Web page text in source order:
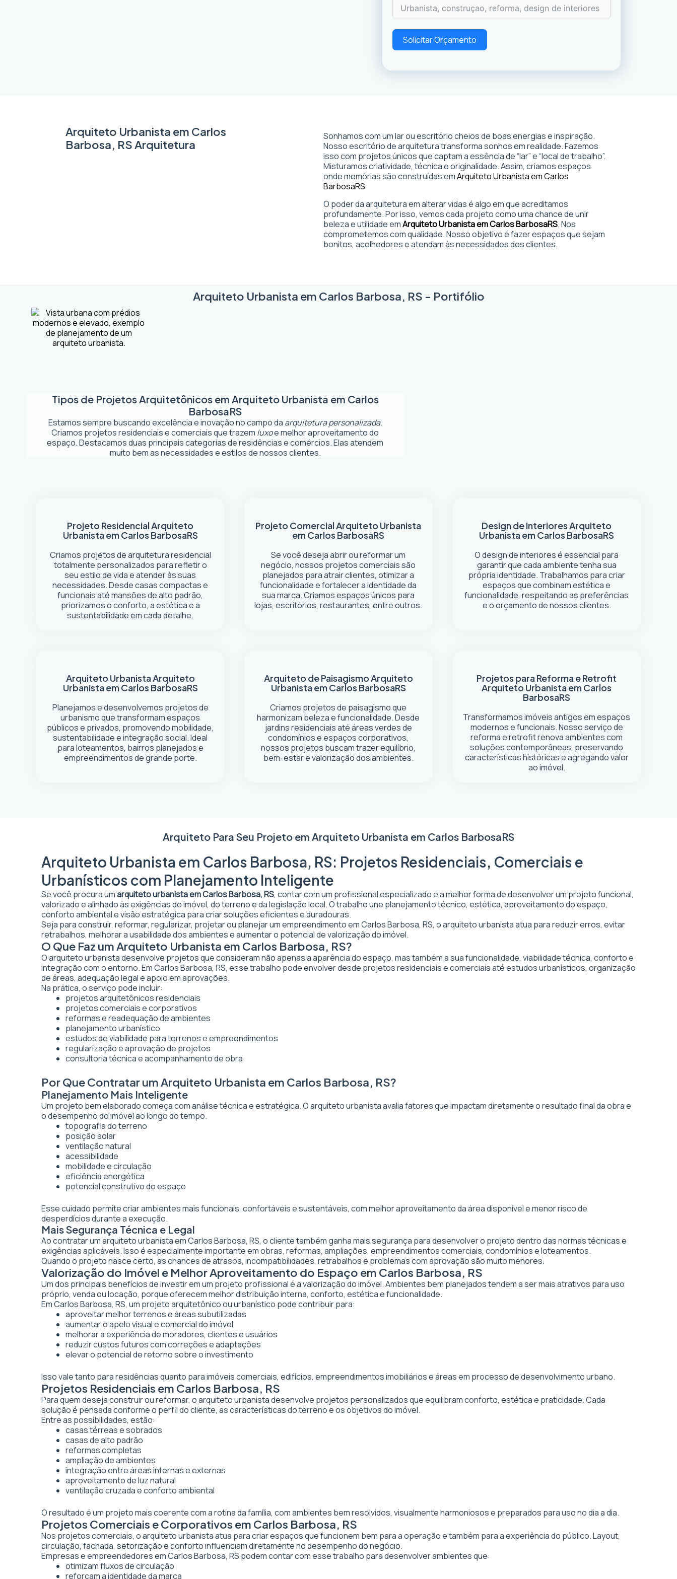
Solicitar Orçamento
Arquiteto Urbanista em Carlos
Barbosa, RS Arquitetura
Sonhamos com um lar ou escritório cheios de boas energias e inspiração.
Nosso escritório de arquitetura transforma sonhos em realidade. Fazemos
isso com projetos únicos que captam a essência de “lar” e “local de trabalho”.
Misturamos criatividade, técnica e originalidade. Assim, criamos espaços
onde memórias são construídas emArquiteto Urbanista em Carlos
BarbosaRS
O poder da arquitetura em alterar vidas é algo em que acreditamos
profundamente. Por isso, vemos cada projeto como uma chance de unir
beleza e utilidade emArquiteto Urbanista em Carlos BarbosaRS. Nos
comprometemos com qualidade. Nosso objetivo é fazer espaços que sejam
bonitos, acolhedores e atendam às necessidades dos clientes.
Arquiteto Urbanista em Carlos Barbosa, RS - Portifólio
Tipos de Projetos Arquitetônicos em Arquiteto Urbanista em Carlos
BarbosaRS
Estamos sempre buscando excelência e inovação no campo da arquitetura personalizada.
Criamos projetos residenciais e comerciais que trazem luxoe melhor aproveitamento do
espaço. Destacamos duas principais categorias de residências e comércios. Elas atendem
muito bem as necessidades e estilos de nossos clientes.
Projeto ResidencialArquiteto
Urbanista em Carlos BarbosaRS
Criamos projetos de arquitetura residencial
totalmente personalizados para refletir o
seu estilo de vida e atender às suas
necessidades. Desde casas compactas e
funcionais até mansões de alto padrão,
priorizamos o conforto, a estética e a
sustentabilidade em cada detalhe.
Projeto ComercialArquiteto Urbanista
em Carlos BarbosaRS
Se você deseja abrir ou reformar um
negócio, nossos projetos comerciais são
planejados para atrair clientes, otimizar a
funcionalidade e fortalecer a identidade da
sua marca. Criamos espaços únicos para
lojas, escritórios, restaurantes, entre outros.
Design de InterioresArquiteto
Urbanista em Carlos BarbosaRS
O design de interiores é essencial para
garantir que cada ambiente tenha sua
própria identidade. Trabalhamos para criar
espaços que combinam estética e
funcionalidade, respeitando as preferências
e o orçamento de nossos clientes.
Arquiteto UrbanistaArquiteto
Urbanista em Carlos BarbosaRS
Planejamos e desenvolvemos projetos de
urbanismo que transformam espaços
públicos e privados, promovendo mobilidade,
sustentabilidade e integração social. Ideal
para loteamentos, bairros planejados e
empreendimentos de grande porte.
Arquiteto de PaisagismoArquiteto
Urbanista em Carlos BarbosaRS
Criamos projetos de paisagismo que
harmonizam beleza e funcionalidade. Desde
jardins residenciais até áreas verdes de
condomínios e espaços corporativos,
nossos projetos buscam trazer equilíbrio,
bem-estar e valorização dos ambientes.
Projetos para Reforma e Retrofit
Arquiteto Urbanista em Carlos
BarbosaRS
Transformamos imóveis antigos em espaços
modernos e funcionais. Nosso serviço de
reforma e retrofit renova ambientes com
soluções contemporâneas, preservando
características históricas e agregando valor
ao imóvel.
Arquiteto Para Seu Projeto em Arquiteto Urbanista em Carlos BarbosaRS
Arquiteto Urbanista em Carlos Barbosa, RS: Projetos Residenciais, Comerciais e
Urbanísticos com Planejamento Inteligente
Se você procura umarquiteto urbanista em Carlos Barbosa, RS, contar com um profissional especializado é a melhor forma de desenvolver um projeto funcional,
valorizado e alinhado às exigências do imóvel, do terreno e da legislação local. O trabalho une planejamento técnico, estética, aproveitamento do espaço,
conforto ambiental e visão estratégica para criar soluções eficientes e duradouras.
Seja para construir, reformar, regularizar, projetar ou planejar um empreendimento em Carlos Barbosa, RS, o arquiteto urbanista atua para reduzir erros, evitar
retrabalhos, melhorar a usabilidade dos ambientes e aumentar o potencial de valorização do imóvel.
O Que Faz um Arquiteto Urbanista em Carlos Barbosa, RS?
O arquiteto urbanista desenvolve projetos que consideram não apenas a aparência do espaço, mas também a sua funcionalidade, viabilidade técnica, conforto e
integração com o entorno. Em Carlos Barbosa, RS, esse trabalho pode envolver desde projetos residenciais e comerciais até estudos urbanísticos, organização
de áreas, adequação legal e apoio em aprovações.
Na prática, o serviço pode incluir:
projetos arquitetônicos residenciais
projetos comerciais e corporativos
reformas e readequação de ambientes
planejamento urbanístico
estudos de viabilidade para terrenos e empreendimentos
regularização e aprovação de projetos
consultoria técnica e acompanhamento de obra
Por Que Contratar um Arquiteto Urbanista em Carlos Barbosa, RS?
Planejamento Mais Inteligente
Um projeto bem elaborado começa com análise técnica e estratégica. O arquiteto urbanista avalia fatores que impactam diretamente o resultado final da obra e
o desempenho do imóvel ao longo do tempo.
topografia do terreno
posição solar
ventilação natural
acessibilidade
mobilidade e circulação
eficiência energética
potencial construtivo do espaço
Esse cuidado permite criar ambientes mais funcionais, confortáveis e sustentáveis, com melhor aproveitamento da área disponível e menor risco de
desperdícios durante a execução.
Mais Segurança Técnica e Legal
Ao contratar um arquiteto urbanista em Carlos Barbosa, RS, o cliente também ganha mais segurança para desenvolver o projeto dentro das normas técnicas e
exigências aplicáveis. Isso é especialmente importante em obras, reformas, ampliações, empreendimentos comerciais, condomínios e loteamentos.
Quando o projeto nasce certo, as chances de atrasos, incompatibilidades, retrabalhos e problemas com aprovação são muito menores.
Valorização do Imóvel e Melhor Aproveitamento do Espaço em Carlos Barbosa, RS
Um dos principais benefícios de investir em um projeto profissional é a valorização do imóvel. Ambientes bem planejados tendem a ser mais atrativos para uso
próprio, venda ou locação, porque oferecem melhor distribuição interna, conforto, estética e funcionalidade.
Em Carlos Barbosa, RS, um projeto arquitetônico ou urbanístico pode contribuir para:
aproveitar melhor terrenos e áreas subutilizadas
aumentar o apelo visual e comercial do imóvel
melhorar a experiência de moradores, clientes e usuários
reduzir custos futuros com correções e adaptações
elevar o potencial de retorno sobre o investimento
Isso vale tanto para residências quanto para imóveis comerciais, edifícios, empreendimentos imobiliários e áreas em processo de desenvolvimento urbano.
Projetos Residenciais em Carlos Barbosa, RS
Para quem deseja construir ou reformar, o arquiteto urbanista desenvolve projetos personalizados que equilibram conforto, estética e praticidade. Cada
solução é pensada conforme o perfil do cliente, as características do terreno e os objetivos do imóvel.
Entre as possibilidades, estão:
casas térreas e sobrados
casas de alto padrão
reformas completas
ampliação de ambientes
integração entre áreas internas e externas
aproveitamento de luz natural
ventilação cruzada e conforto ambiental
O resultado é um projeto mais coerente com a rotina da família, com ambientes bem resolvidos, visualmente harmoniosos e preparados para uso no dia a dia.
Projetos Comerciais e Corporativos em Carlos Barbosa, RS
Nos projetos comerciais, o arquiteto urbanista atua para criar espaços que funcionem bem para a operação e também para a experiência do público. Layout,
circulação, fachada, setorização e conforto influenciam diretamente no desempenho do negócio.
Empresas e empreendedores em Carlos Barbosa, RS podem contar com esse trabalho para desenvolver ambientes que:
otimizam fluxos de circulação
reforçam a identidade da marca